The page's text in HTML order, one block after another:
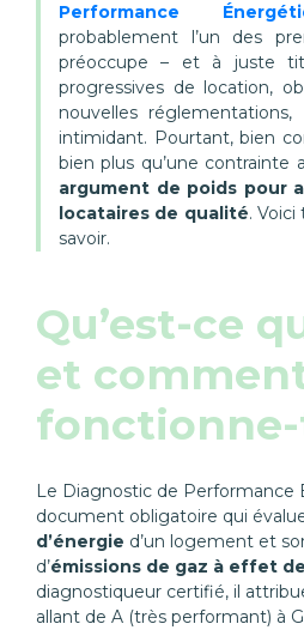
Performance
probablement l’un des
préoccupe – et à juste
progressives de location,
nouvelles
intimidant. Pourtant, bien
bien plus qu’une contrainte
argument de poids pour
locataires de qualité.
savoir.
Qu’est-ce
et
Le Diagnostic de Performance
document obligatoire qui
d’énergie d’un logement et
d’émissions de gaz à effet
diagnostiqueur certifié, il
allant de A (très performant) à